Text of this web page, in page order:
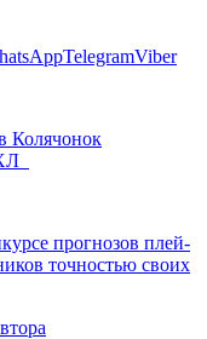
TelegramViber
Колячонок
прогнозов плей-
точностью своих